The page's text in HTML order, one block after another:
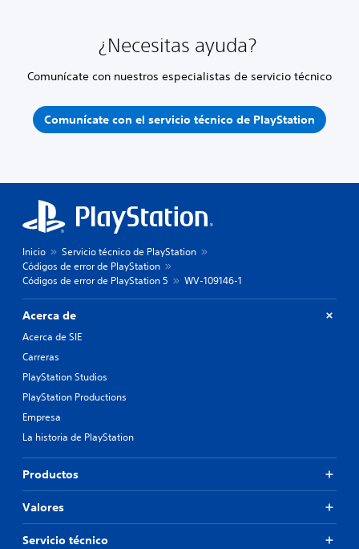
¿Necesitas ayuda?
Comunícate con nuestros especialistas de servicio técnico
Comunícate con el servicio técnico de PlayStation
Inicio
Servicio técnico de PlayStation
Códigos de error de PlayStation
Códigos de error de PlayStation 5
WV-109146-1
Acerca de
Acerca de SIE
Carreras
PlayStation Studios
PlayStation Productions
Empresa
La historia de PlayStation
Productos
Valores
Servicio técnico